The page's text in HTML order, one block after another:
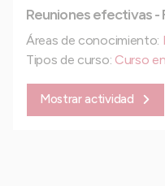
Reuniones efectivas -
Áreas de conocimiento:
Tipos de curso: Curso
Mostrar actividad